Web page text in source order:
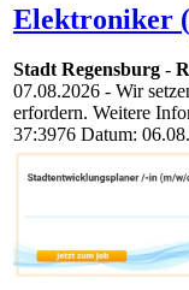
Elektroniker
Stadt Regensburg -
07.08.2026 - Wir
erfordern. Weitere
37:3976 Datum: